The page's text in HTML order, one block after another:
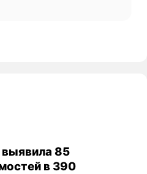
выявила 85
в 390